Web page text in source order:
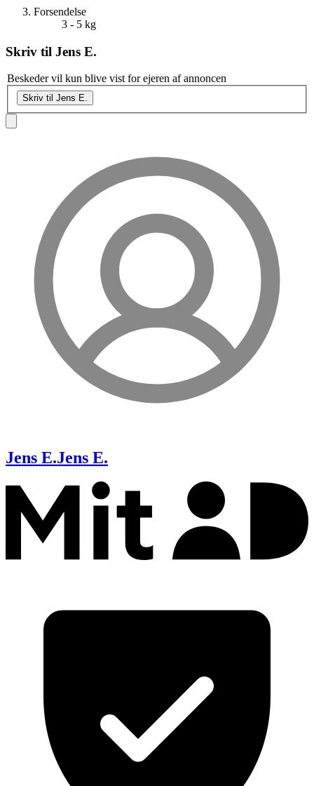
Forsendelse
3 - 5 kg
Skriv til Jens E.
Beskeder vil kun blive vist for ejeren af annoncen
Skriv til Jens E.
Jens E.Jens E.